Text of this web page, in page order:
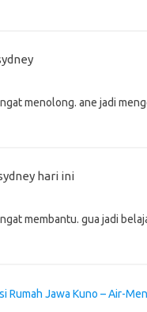
menolong. ane jadi
hari ini
membantu. gua jadi
Rumah Jawa Kuno – Air-